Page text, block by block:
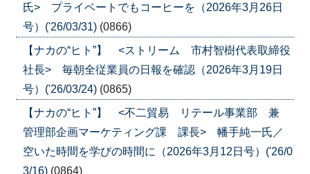
氏> プライベートでもコーヒーを（2026年3月26日
号）('26/03/31) (0866)
【ナカの“ヒト”】 <ストリーム 市村智樹代表取締役
社長> 毎朝全従業員の日報を確認（2026年3月19日
号）('26/03/24) (0865)
【ナカの“ヒト”】 <不二貿易 リテール事業部 兼
管理部企画マーケティング課 課長> 幡手純一氏／
空いた時間を学びの時間に（2026年3月12日号）('26/0
3/16) (0864)